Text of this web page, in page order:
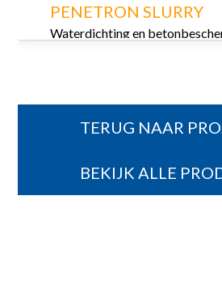
PENETRON SLURRY
Waterdichting en
TERUG NAAR
BEKIJK ALLE